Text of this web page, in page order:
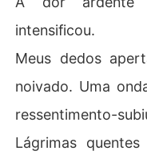
intensificou.
Meus dedos
noivado. Uma
ressentimento-
Lágrimas